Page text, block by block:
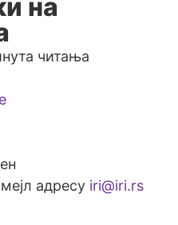
на
читања
адресу iri@iri.rs